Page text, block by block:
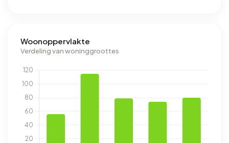
Woonoppervlakte
Verdeling van woninggroottes